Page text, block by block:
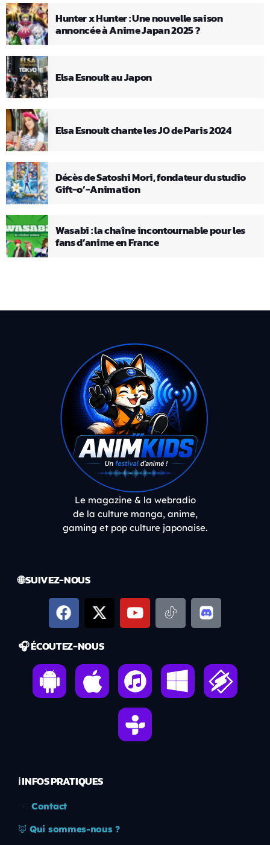
Hunter x Hunter : Une nouvelle saison
annoncée à Anime Japan 2025 ?
Elsa Esnoult au Japon
Elsa Esnoult chante les JO de Paris 2024
Décès de Satoshi Mori, fondateur du studio
Gift-o’-Animation
Wasabi : la chaîne incontournable pour les
fans d’anime en France
Le magazine & la webradio
de la culture manga, anime,
gaming et pop culture japonaise.
🌐 SUIVEZ-NOUS
🎧 ÉCOUTEZ-NOUS
ℹ️ INFOS PRATIQUES
Contact
🦊 Qui sommes-nous ?